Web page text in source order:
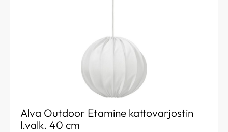
Alva Outdoor Etamine kattovarjostin
l.valk. 40 cm